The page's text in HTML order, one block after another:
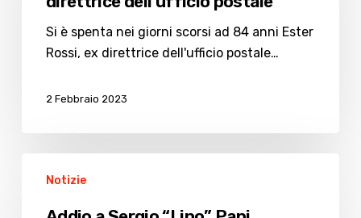
Rossi,
direttrice
postale
Si è spenta nei giorni scorsi ad 84 anni Ester
Rossi, ex direttrice dell'ufficio postale…
2 Febbraio 2023
Notizie